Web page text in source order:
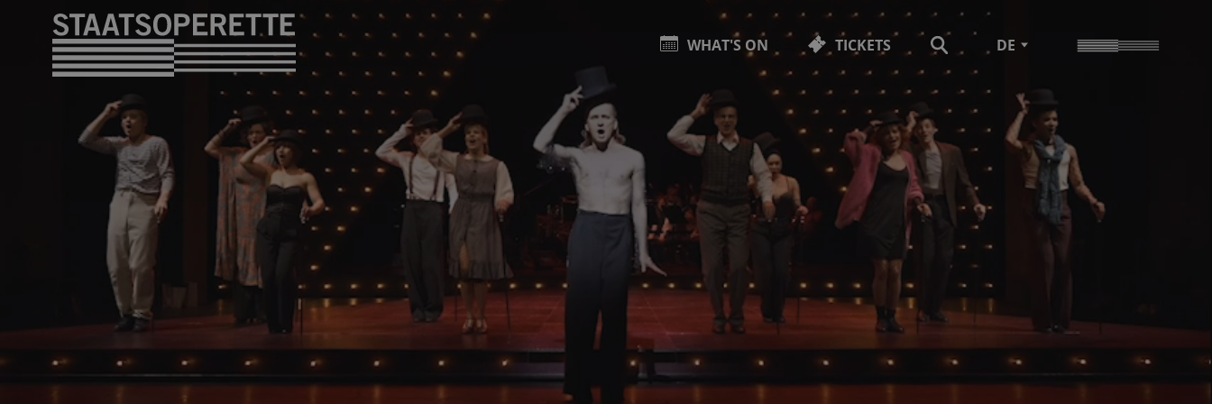
WHAT'S ON TICKETS DE